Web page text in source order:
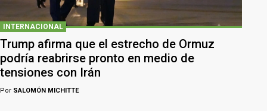
INTERNACIONAL
Trump afirma que el estrecho de Ormuz
podría reabrirse pronto en medio de
tensiones con Irán
Por SALOMÓN MICHITTE